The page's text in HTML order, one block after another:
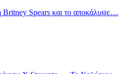
Britney Spears και το αποκάλυψε…